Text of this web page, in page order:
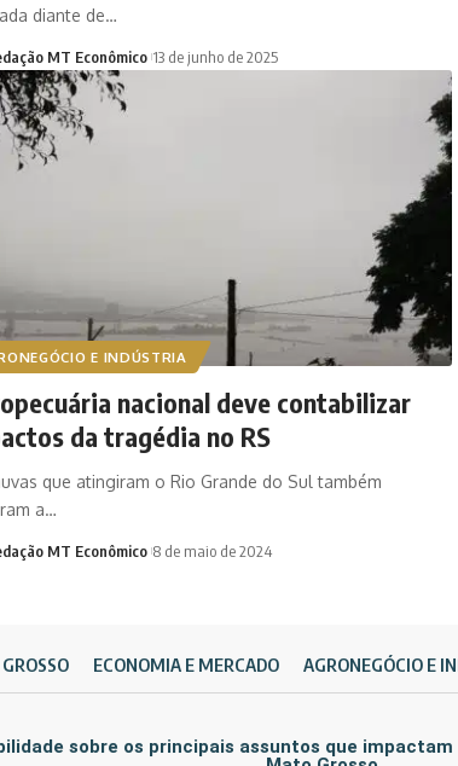
diante de…
MT Econômico 13 de junho de 2025
E INDÚSTRIA
nacional deve contabilizar
da tragédia no RS
que atingiram o Rio Grande do Sul também
a…
MT Econômico 8 de maio de 2024
ECONOMIA E MERCADO AGRONEGÓCIO E
sobre os principais assuntos que